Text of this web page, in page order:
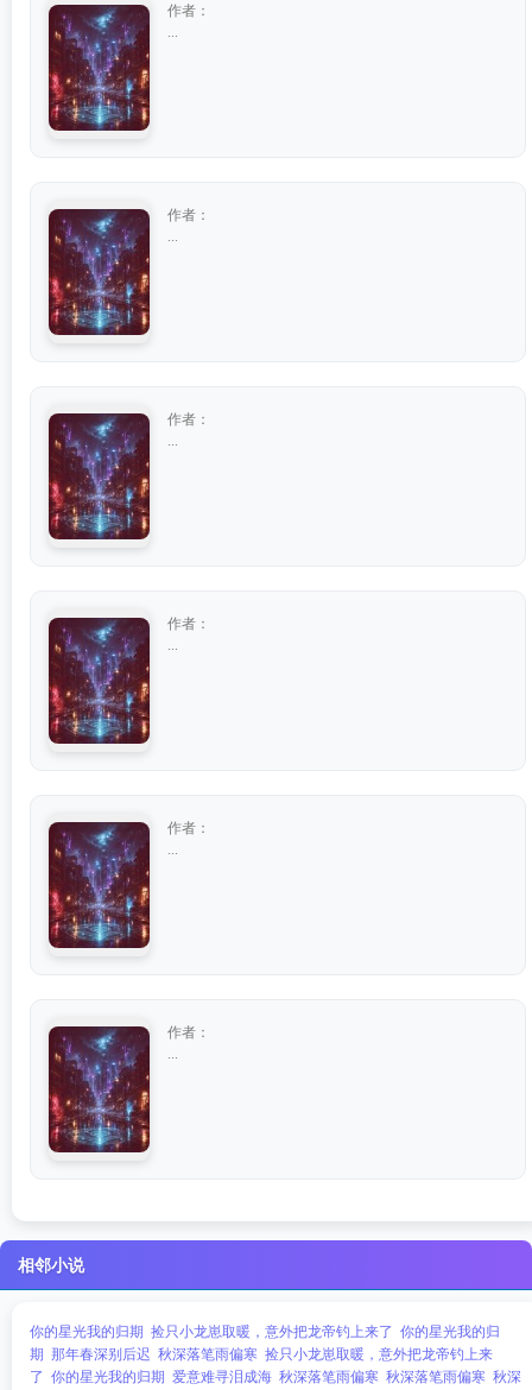
作者：
作者：
作者：
作者：
作者：
作者：
相邻小说
你的星光我的归期 捡只小龙崽取暖，意外把龙帝钓上来了 你的星光我的归
期 那年春深别后迟 秋深落笔雨偏寒 捡只小龙崽取暖，意外把龙帝钓上来
了 你的星光我的归期 爱意难寻泪成海 秋深落笔雨偏寒 秋深落笔雨偏寒 秋深